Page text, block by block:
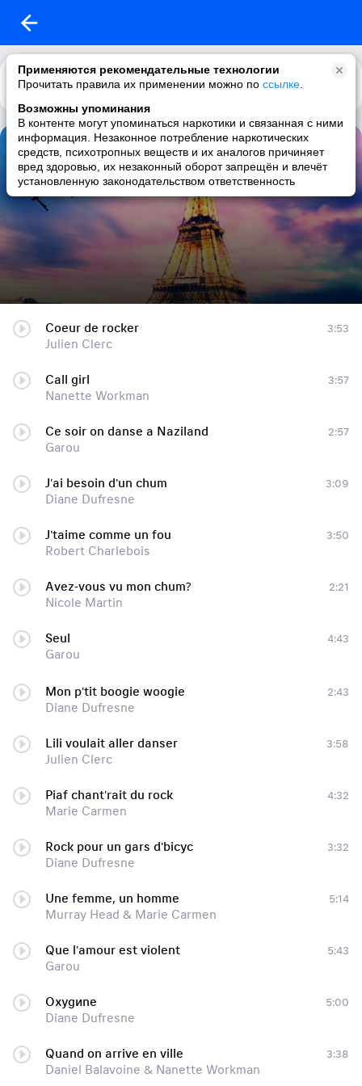
Применяются рекомендательные технологии
Прочитать правила их применении можно по ссылке
Возможны упоминания
В контенте могут упоминаться наркотики и связанная с ними
информация. Незаконное потребление наркотических
средств, психотропных веществ и их аналогов причиняет
вред здоровью, их незаконный оборот запрещён и влечёт
установленную законодательством ответственность
Каталог Рекомендации
VA - French Soft Music ....
20 треков|french / male vocalists / soft rock / pop
Coeur de rocker
Julien Clerc
3:53
Call girl
Nanette Workman
3:57
Ce soir on danse а Naziland
Garou
2:57
J'ai besoin d'un chum
Diane Dufresne
3:09
J'taime comme un fou
Robert Charlebois
3:50
Avez-vous vu mon chum?
Nicole Martin
2:21
Seul
Garou
4:43
Mon p'tit boogie woogie
Diane Dufresne
2:43
Lili voulait aller danser
Julien Clerc
3:58
Piaf chant'rait du rock
Marie Carmen
4:32
Rock pour un gars d'bicyc
Diane Dufresne
3:32
Une femme, un homme
Murray Head & Marie Carmen
5:14
Que l'amour est violent
Garou
5:43
Oxygиne
Diane Dufresne
5:00
Quand on arrive en ville
Daniel Balavoine & Nanette Workman
3:38